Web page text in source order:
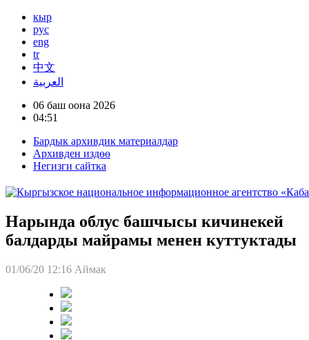
кыр
рус
eng
tr
中文
العربية
06 баш оона 2026
04:51
Бардык архивдик материалдар
Архивден издөө
Негизги сайтка
Нарында облус башчысы кичинекей
балдарды майрамы менен куттуктады
01/06/20 12:16 Аймак